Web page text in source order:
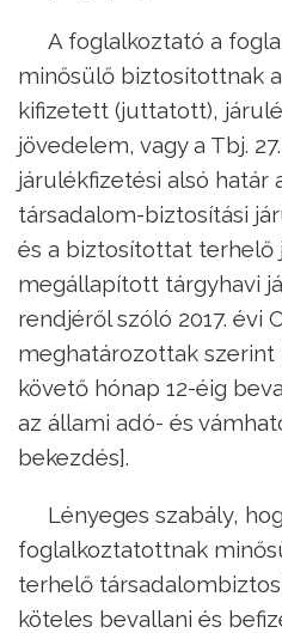
A foglalkoztató a
minősülő biztosítottnak
kifizetett (juttatott),
jövedelem, vagy a Tbj.
járulékfizetési alsó határ
társadalom-biztosítási
és a biztosítottat terhelő
megállapított tárgyhavi
rendjéről szóló 2017. évi
meghatározottak
követő hónap 12-éig
az állami adó- és
bekezdés].
Lényeges szabály,
foglalkoztatottnak
terhelő
köteles bevallani és